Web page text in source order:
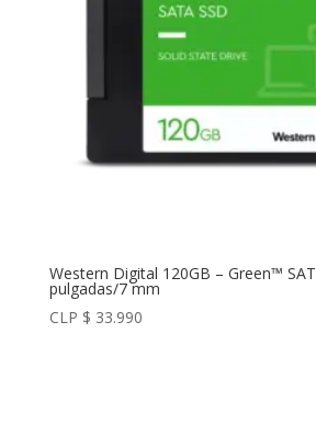
Western Digital 120GB – Green™
pulgadas/7 mm
CLP $ 33.990